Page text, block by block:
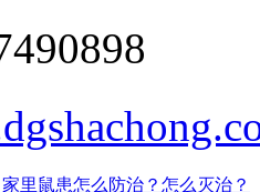
家里鼠患怎么防治？怎么灭治？